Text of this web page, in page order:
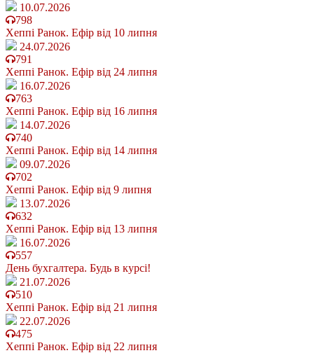
10.07.2026
798
Хеппі Ранок. Ефір від 10 липня
24.07.2026
791
Хеппі Ранок. Ефір від 24 липня
16.07.2026
763
Хеппі Ранок. Ефір від 16 липня
14.07.2026
740
Хеппі Ранок. Ефір від 14 липня
09.07.2026
702
Хеппі Ранок. Ефір від 9 липня
13.07.2026
632
Хеппі Ранок. Ефір від 13 липня
16.07.2026
557
День бухгалтера. Будь в курсі!
21.07.2026
510
Хеппі Ранок. Ефір від 21 липня
22.07.2026
475
Хеппі Ранок. Ефір від 22 липня